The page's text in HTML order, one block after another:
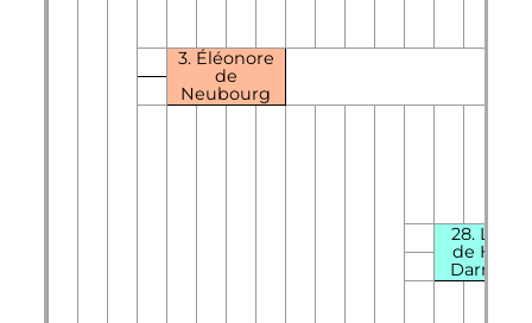
3. Éléonore
de
Neubourg
28. Louis
de